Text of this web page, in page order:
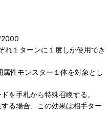
2000
れ１ターンに１度しか使用でき
性モンスター１体を対象とし
を手札から特殊召喚する。
る場合、この効果は相手ター